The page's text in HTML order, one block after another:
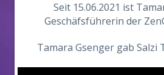
Seit 15.06.2021 ist
Geschäfsführerin der
Tamara Gsenger gab Salzi